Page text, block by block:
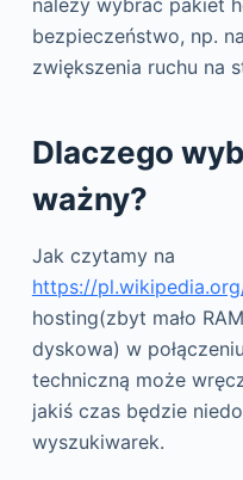
należy wybrać pakiet
bezpieczeństwo, np.
zwiększenia ruchu na
Dlaczego
ważny?
Jak czytamy na
https://
hosting(zbyt mało
dyskowa) w
techniczną może
jakiś czas będzie
wyszukiwarek.